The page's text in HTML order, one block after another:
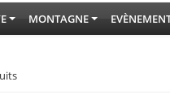
MONTAGNE